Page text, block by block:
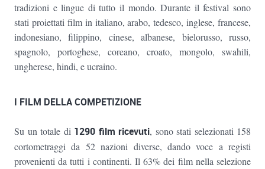
tradizioni e lingue di tutto il mondo. Durante il festival sono
stati proiettati film in italiano, arabo, tedesco, inglese, francese,
indonesiano, filippino, cinese, albanese, bielorusso, russo,
spagnolo, portoghese, coreano, croato, mongolo, swahili,
ungherese, hindi, e ucraino.
I FILM DELLA COMPETIZIONE
Su un totale di 1290 film ricevuti, sono stati selezionati 158
cortometraggi da 52 nazioni diverse, dando voce a registi
provenienti da tutti i continenti. Il 63% dei film nella selezione